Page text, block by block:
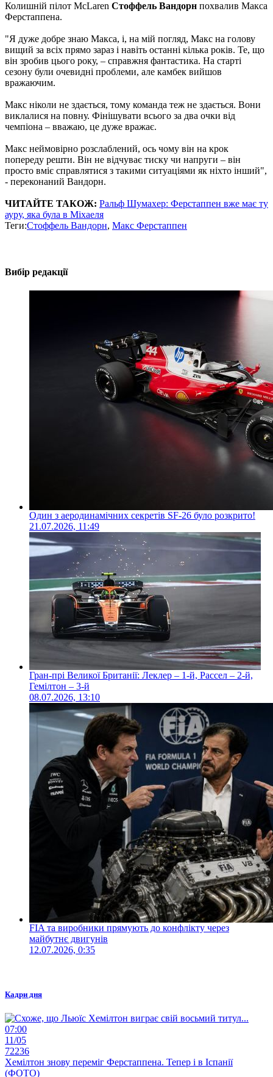
Колишній пілот McLaren Стоффель Вандорн похвалив Макса
Ферстаппена.
"Я дуже добре знаю Макса, і, на мій погляд, Макс на голову
вищий за всіх прямо зараз і навіть останні кілька років. Те, що
він зробив цього року, – справжня фантастика. На старті
сезону були очевидні проблеми, але камбек вийшов
вражаючим.
Макс ніколи не здається, тому команда теж не здається. Вони
виклалися на повну. Фінішувати всього за два очки від
чемпіона – вважаю, це дуже вражає.
Макс неймовірно розслаблений, ось чому він на крок
попереду решти. Він не відчуває тиску чи напруги – він
просто вміє справлятися з такими ситуаціями як ніхто інший",
- переконаний Вандорн.
ЧИТАЙТЕ ТАКОЖ: Ральф Шумахер: Ферстаппен вже має ту
ауру, яка була в Міхаеля
Теги:Стоффель Вандорн, Макс Ферстаппен
Вибір редакції
Один з аеродинамічних секретів SF-26 було розкрито!
21.07.2026, 11:49
Гран-прі Великої Британії: Леклер – 1-й, Рассел – 2-й,
Гемілтон – 3-й
08.07.2026, 13:10
FIA та виробники прямують до конфлікту через
майбутнє двигунів
12.07.2026, 0:35
Кадри дня
07:00
11/05
72236
Хемілтон знову переміг Ферстаппена. Тепер і в Іспанії
(ФОТО)